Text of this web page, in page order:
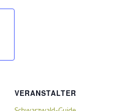
VERANSTALTER